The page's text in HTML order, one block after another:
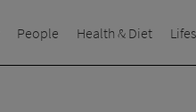
People Health & Diet